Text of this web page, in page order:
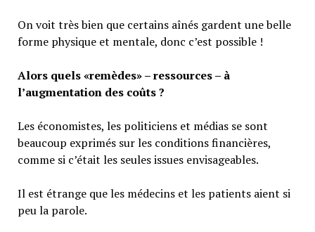
On voit très bien que certains aînés gardent une belle
forme physique et mentale, donc c’est possible !
Alors quels «remèdes» – ressources – à
l’augmentation des coûts ?
Les économistes, les politiciens et médias se sont
beaucoup exprimés sur les conditions financières,
comme si c’était les seules issues envisageables.
Il est étrange que les médecins et les patients aient si
peu la parole.